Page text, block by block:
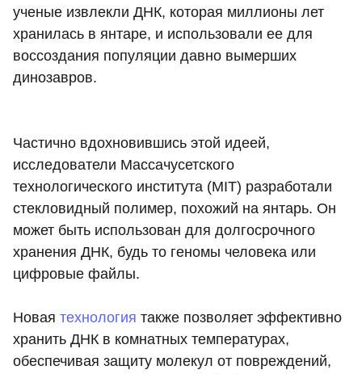
ученые извлекли ДНК, которая миллионы лет
хранилась в янтаре, и использовали ее для
воссоздания популяции давно вымерших
динозавров.
Частично вдохновившись этой идеей,
исследователи Массачусетского
технологического института (MIT) разработали
стекловидный полимер, похожий на янтарь. Он
может быть использован для долгосрочного
хранения ДНК, будь то геномы человека или
цифровые файлы.
Новая технология также позволяет эффективно
хранить ДНК в комнатных температурах,
обеспечивая защиту молекул от повреждений,